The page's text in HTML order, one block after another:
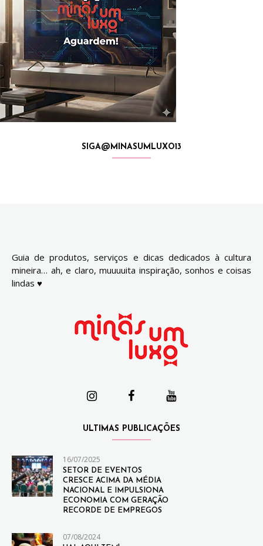
SIGA@MINASUMLUXO13
Guia de produtos, serviços e dicas dedicados à cultura
mineira… ah, e claro, muuuuita inspiração, sonhos e coisas
lindas ♥
ULTIMAS PUBLICAÇÕES
16/07/2025
SETOR DE EVENTOS
CRESCE ACIMA DA MÉDIA
NACIONAL E IMPULSIONA
ECONOMIA COM GERAÇÃO
RECORDE DE EMPREGOS
07/08/2024